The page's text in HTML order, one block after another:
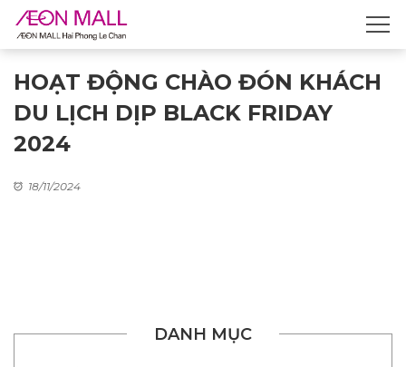
HOẠT ĐỘNG CHÀO ĐÓN KHÁCH
DU LỊCH DỊP BLACK FRIDAY
2024
18/11/2024
DANH MỤC